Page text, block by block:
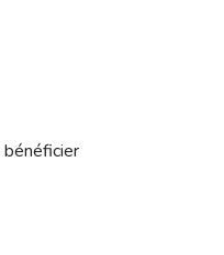
bénéficier